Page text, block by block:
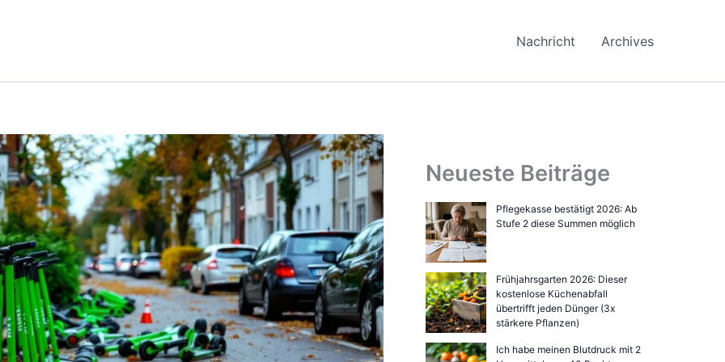
Nachricht Archives
Neueste Beiträge
Pflegekasse bestätigt 2026: Ab
Stufe 2 diese Summen möglich
Frühjahrsgarten 2026: Dieser
kostenlose Küchenabfall
übertrifft jeden Dünger (3x
stärkere Pflanzen)
Ich habe meinen Blutdruck mit 2